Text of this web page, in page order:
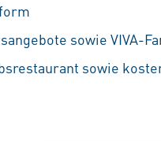
sowie VIVA-
sowie